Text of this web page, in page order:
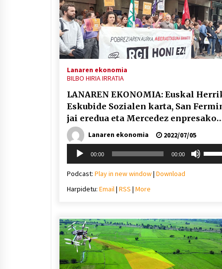
Lanaren ekonomia
BILBO HIRIA IRRATIA
LANAREN EKONOMIA: Euskal
Eskubide Sozialen karta, San
jai eredua eta Mercedez enpresako
egoeraLanaren ekonomia
2022/07/05
Soinu
erreproduzigailua
00:00 00:00
Podcast: Play in new window| Download
Harpidetu: Email| RSS | More